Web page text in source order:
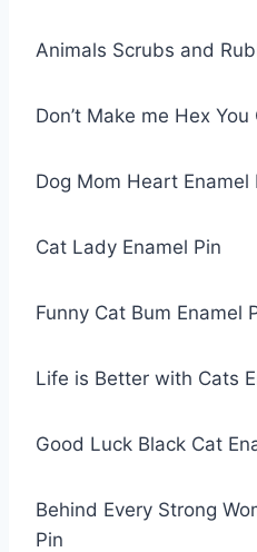
Animals Scrubs and
Don’t Make me Hex
Dog Mom Heart Enamel
Cat Lady Enamel Pin
Funny Cat Bum Enamel
Life is Better with Cats
Good Luck Black Cat
Behind Every Strong
Pin